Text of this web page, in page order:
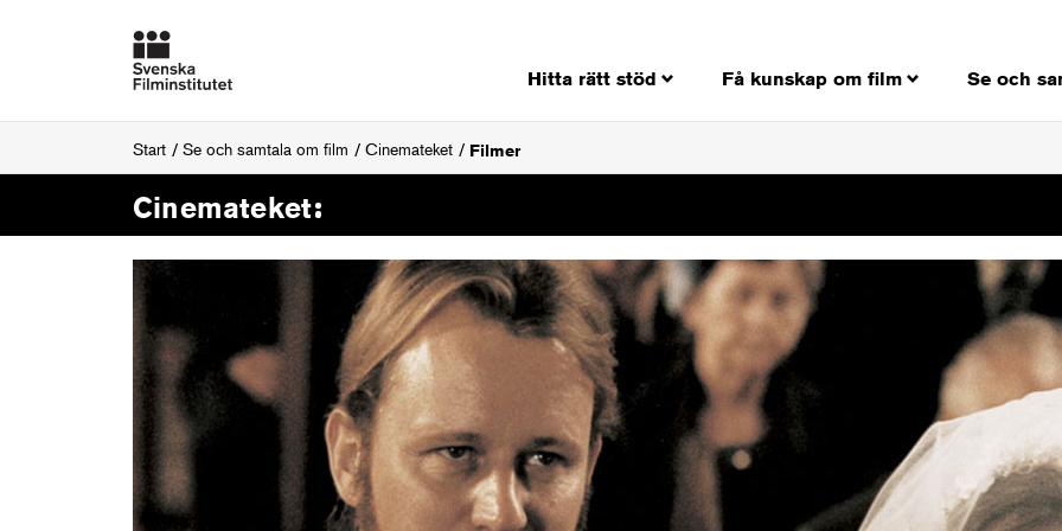
Hitta rätt stöd Få kunskap om film Se och
Start Se och samtala om film Cinemateket Filmer
Cinemateket